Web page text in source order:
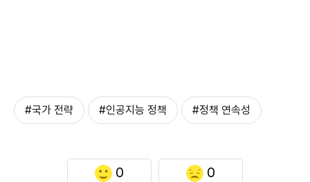
#국가 전략 #인공지능 정책 #정책 연속성
0 0